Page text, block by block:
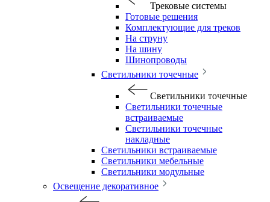
Трековые системы
Готовые решения
Комплектующие для треков
На струну
На шину
Шинопроводы
Светильники точечные
Светильники точечные
Светильники точечные
встраиваемые
Светильники точечные
накладные
Светильники встраиваемые
Светильники мебельные
Светильники модульные
Освещение декоративное